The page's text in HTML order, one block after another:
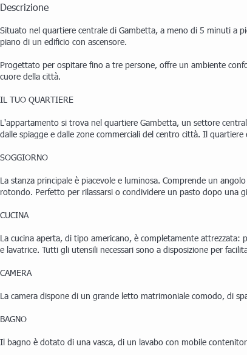
Descrizione
Situato nel quartiere centrale di Gambetta, a meno di 5 minuti a
piano di un edificio con ascensore.
Progettato per ospitare fino a tre persone, offre un ambiente
cuore della città.
IL TUO QUARTIERE
L'appartamento si trova nel quartiere Gambetta, un settore
dalle spiagge e dalle zone commerciali del centro città. Il
SOGGIORNO
La stanza principale è piacevole e luminosa. Comprende un
rotondo. Perfetto per rilassarsi o condividere un pasto dopo una
CUCINA
La cucina aperta, di tipo americano, è completamente
e lavatrice. Tutti gli utensili necessari sono a disposizione per
CAMERA
La camera dispone di un grande letto matrimoniale comodo, di
BAGNO
Il bagno è dotato di una vasca, di un lavabo con mobile